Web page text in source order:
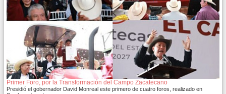
Primer Foro, por la Transformación del Campo Zacatecano
Presidió el gobernador David Monreal este primero de cuatro foros, realizado en